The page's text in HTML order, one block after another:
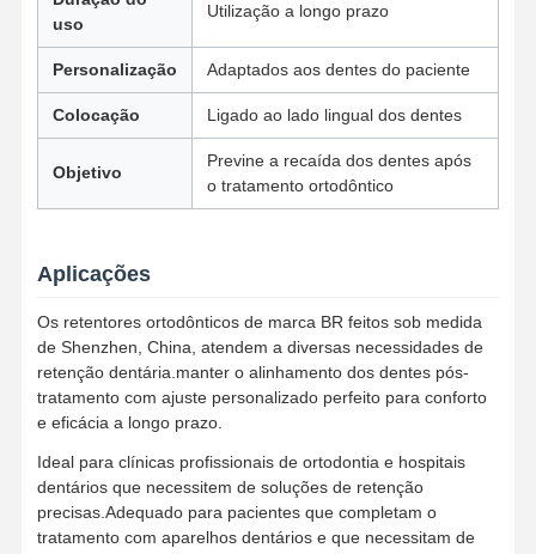
Dispositivo de ortodoncia removível
Prótese parcial flexível
Dentaduras Plenas de Acrílico
Dispositivos funcionais de ortodoncia
Retentores Ortodônticos
Proteção bucal
Expansor ortodôntico
uso
Utilização a longo prazo
Personalização Adaptados aos dentes do paciente
Colocação Ligado ao lado lingual dos dentes
Objetivo
Previne a recaída dos dentes após
o tratamento ortodôntico
Aplicações
Os retentores ortodônticos de marca BR feitos sob medida
de Shenzhen, China, atendem a diversas necessidades de
retenção dentária.manter o alinhamento dos dentes pós-
tratamento com ajuste personalizado perfeito para conforto
e eficácia a longo prazo.
Ideal para clínicas profissionais de ortodontia e hospitais
dentários que necessitem de soluções de retenção
precisas.Adequado para pacientes que completam o
tratamento com aparelhos dentários e que necessitam de